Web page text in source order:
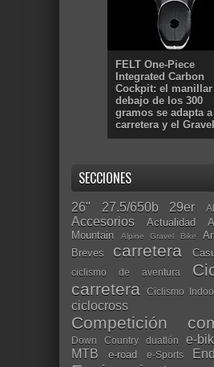
FELT One-Piece
Integrated Carbon
Cockpit: el
debajo de los 300
gramos se adapta
carretera y el Gravel
SECCIONES
26" 27.5/650b 29er
Accesorios Actualidad
Mountain
Alpine Gravel Bike
Breves carretera
ciclismo de aventura
carretera
Ciclismo
ciclocross
Competición
Down Country duatlón e-
MTB
e-road e-Sports